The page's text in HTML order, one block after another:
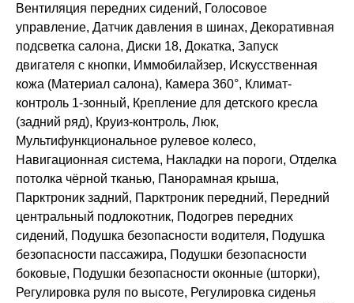
Вентиляция передних сидений, Голосовое
управление, Датчик давления в шинах, Декоративная
подсветка салона, Диски 18, Докатка, Запуск
двигателя с кнопки, Иммобилайзер, Искусственная
кожа (Материал салона), Камера 360°, Климат-
контроль 1-зонный, Крепление для детского кресла
(задний ряд), Круиз-контроль, Люк,
Мультифункциональное рулевое колесо,
Навигационная система, Накладки на пороги, Отделка
потолка чёрной тканью, Панорамная крыша,
Парктроник задний, Парктроник передний, Передний
центральный подлокотник, Подогрев передних
сидений, Подушка безопасности водителя, Подушка
безопасности пассажира, Подушки безопасности
боковые, Подушки безопасности оконные (шторки),
Регулировка руля по высоте, Регулировка сиденья